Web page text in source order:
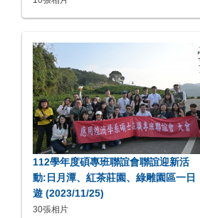
112學年度碩專班聯誼會聯誼迎新活
動:日月潭、紅茶莊園、綠雕園區一日
遊 (2023/11/25)
30張相片